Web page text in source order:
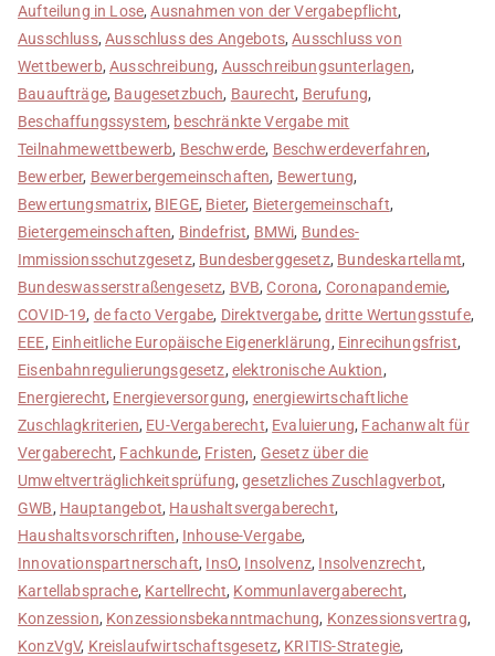
Aufteilung in Lose,Ausnahmen von der Vergabepflicht,
Ausschluss,Ausschluss des Angebots,Ausschluss von
Wettbewerb,Ausschreibung, Ausschreibungsunterlagen,
Bauaufträge, Baugesetzbuch, Baurecht, Berufung,
Beschaffungssystem, beschränkte Vergabe mit
Teilnahmewettbewerb, Beschwerde, Beschwerdeverfahren,
Bewerber, Bewerbergemeinschaften, Bewertung,
Bewertungsmatrix, BIEGE, Bieter, Bietergemeinschaft,
Bietergemeinschaften, Bindefrist, BMWi, Bundes-
Immissionsschutzgesetz, Bundesberggesetz, Bundeskartellamt,
Bundeswasserstraßengesetz, BVB,Corona, Coronapandemie,
COVID-19, de facto Vergabe, Direktvergabe,dritte Wertungsstufe,
EEE, Einheitliche Europäische Eigenerklärung, Einrecihungsfrist,
Eisenbahnregulierungsgesetz, elektronische Auktion,
Energierecht, Energieversorgung, energiewirtschaftliche
Zuschlagkriterien, EU-Vergaberecht, Evaluierung, Fachanwalt für
Vergaberecht, Fachkunde, Fristen, Gesetz über die
Umweltverträglichkeitsprüfung,gesetzliches Zuschlagverbot,
GWB, Hauptangebot, Haushaltsvergaberecht,
Haushaltsvorschriften, Inhouse-Vergabe,
Innovationspartnerschaft, InsO, Insolvenz, Insolvenzrecht,
Kartellabsprache, Kartellrecht, Kommunlavergaberecht,
Konzession, Konzessionsbekanntmachung, Konzessionsvertrag,
KonzVgV, Kreislaufwirtschaftsgesetz, KRITIS-Strategie,